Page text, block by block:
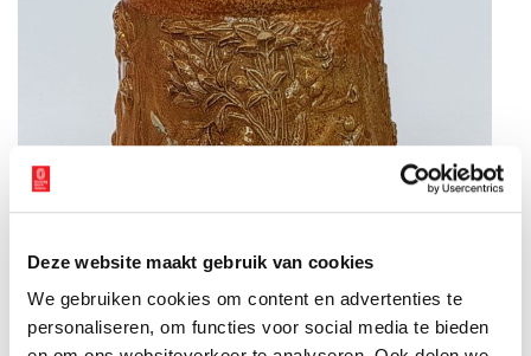
Deze website maakt gebruik van cookies
We gebruiken cookies om content en advertenties te
personaliseren, om functies voor social media te bieden